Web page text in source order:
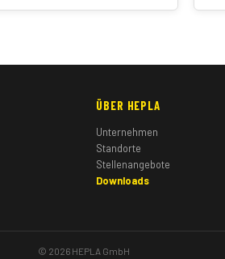
ÜBER HEPLA
Unternehmen
Standorte
Stellenangebote
Downloads
© 2026 HEPLA GmbH